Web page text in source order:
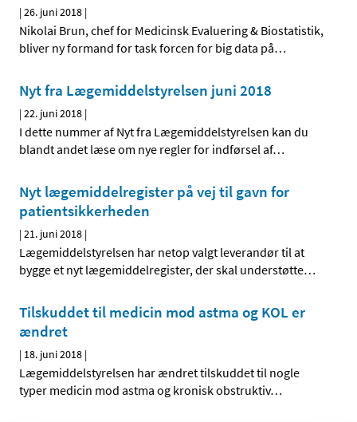
|26. juni 2018 |
Nikolai Brun, chef for Medicinsk Evaluering & Biostatistik,
bliver ny formand for task forcen for big data på…
Nyt fra Lægemiddelstyrelsen juni 2018
|22. juni 2018 |
I dette nummer af Nyt fra Lægemiddelstyrelsen kan du
blandt andet læse om nye regler for indførsel af…
Nyt lægemiddelregister på vej til gavn for
patientsikkerheden
|21. juni 2018 |
Lægemiddelstyrelsen har netop valgt leverandør til at
bygge et nyt lægemiddelregister, der skal understøtte…
Tilskuddet til medicin mod astma og KOL er
ændret
| 18. juni 2018 |
Lægemiddelstyrelsen har ændret tilskuddet til nogle
typer medicin mod astma og kronisk obstruktiv…